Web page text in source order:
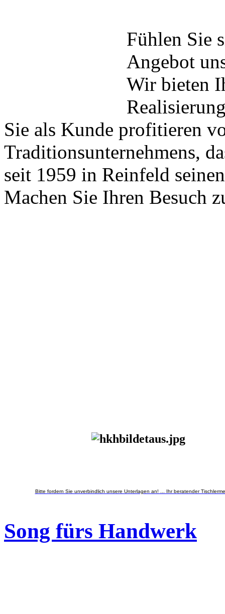
Fühlen Sie
Angebot
Wir bieten
Sie als Kunde profitieren
Traditionsunternehmens,
seit 1959 in Reinfeld
Machen Sie Ihren Besuch
Bitte fordern Sie unverbindlich unsere Unterlagen an! ... Ihr beratender
Song fürs Handwerk